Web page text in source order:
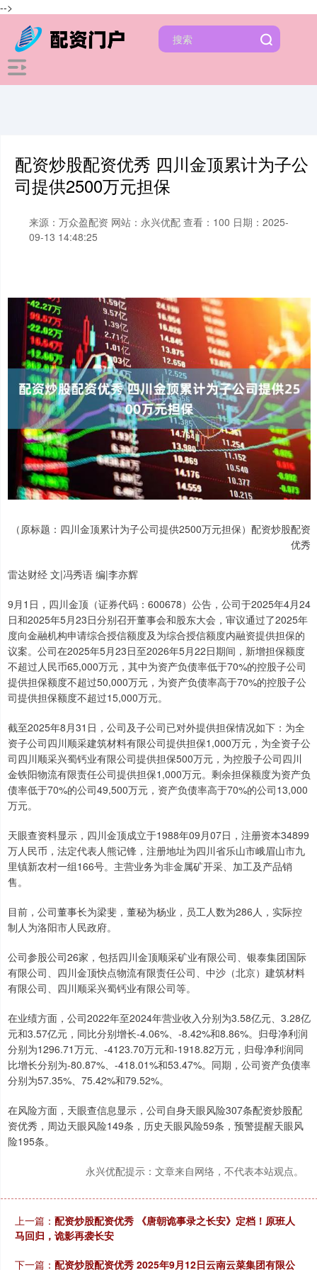
-->
配资炒股配资优秀 四川金顶累计为子公
司提供2500万元担保
来源：万众盈配资 网站：永兴优配 查看：100 日期：2025-
09-13 14:48:25
（原标题：四川金顶累计为子公司提供2500万元担保）配资炒股配资
优秀
雷达财经 文|冯秀语 编|李亦辉
9月1日，四川金顶（证券代码：600678）公告，公司于2025年4月24
日和2025年5月23日分别召开董事会和股东大会，审议通过了2025年
度向金融机构申请综合授信额度及为综合授信额度内融资提供担保的
议案。公司在2025年5月23日至2026年5月22日期间，新增担保额度
不超过人民币65,000万元，其中为资产负债率低于70%的控股子公司
提供担保额度不超过50,000万元，为资产负债率高于70%的控股子公
司提供担保额度不超过15,000万元。
截至2025年8月31日，公司及子公司已对外提供担保情况如下：为全
资子公司四川顺采建筑材料有限公司提供担保1,000万元，为全资子公
司四川顺采兴蜀钙业有限公司提供担保500万元，为控股子公司四川
金铁阳物流有限责任公司提供担保1,000万元。剩余担保额度为资产负
债率低于70%的公司49,500万元，资产负债率高于70%的公司13,000
万元。
天眼查资料显示，四川金顶成立于1988年09月07日，注册资本34899
万人民币，法定代表人熊记锋，注册地址为四川省乐山市峨眉山市九
里镇新农村一组166号。主营业务为非金属矿开采、加工及产品销
售。
目前，公司董事长为梁斐，董秘为杨业，员工人数为286人，实际控
制人为洛阳市人民政府。
公司参股公司26家，包括四川金顶顺采矿业有限公司、银泰集团国际
有限公司、四川金顶快点物流有限责任公司、中沙（北京）建筑材料
有限公司、四川顺采兴蜀钙业有限公司等。
在业绩方面，公司2022年至2024年营业收入分别为3.58亿元、3.28亿
元和3.57亿元，同比分别增长-4.06%、-8.42%和8.86%。归母净利润
分别为1296.71万元、-4123.70万元和-1918.82万元，归母净利润同
比增长分别为-80.87%、-418.01%和53.47%。同期，公司资产负债率
分别为57.35%、75.42%和79.52%。
在风险方面，天眼查信息显示，公司自身天眼风险307条配资炒股配
资优秀，周边天眼风险149条，历史天眼风险59条，预警提醒天眼风
险195条。
永兴优配提示：文章来自网络，不代表本站观点。
上一篇： 配资炒股配资优秀 《唐朝诡事录之长安》定档！原班人
马回归，诡影再袭长安
下一篇： 配资炒股配资优秀 2025年9月12日云南云菜集团有限公